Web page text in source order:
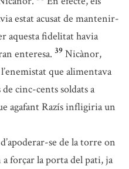
estat acusat de mantenir-
aquesta fidelitat havia
enteresa. 39 Nicànor,
que alimentava
cinc-cents soldats a
agafant Razís infligiria un
se de la torre on
forçar la porta del pati, ja